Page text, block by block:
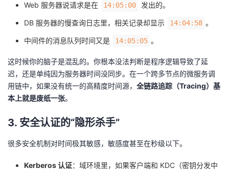
者
堂
我
支
我
的
我
Web 服务器说请求是在 14:05:00 发出的。
DB 服务器的慢查询日志里，相关记录却显示 14:04:58 。
中间件的消息队列时间又是 14:05:05 。
这时候你的脑子是混乱的。你根本没法判断是程序逻辑导致了延
迟，还是单纯因为服务器时间没同步。在一个跨多节点的微服务调
用链中，如果没有统一的高精度时间源，​ 全链路追踪（Tracing）基
本上就是废纸一张​​。
3. 安全认证的“隐形杀手”
很多安全机制对时间极其敏感，敏感度甚至在秒级以下。
Kerberos 认证​：域环境里，如果客户端和 KDC（密钥分发中